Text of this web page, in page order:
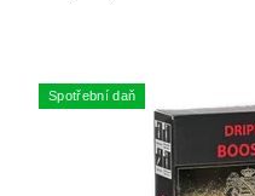
Spotřební daň